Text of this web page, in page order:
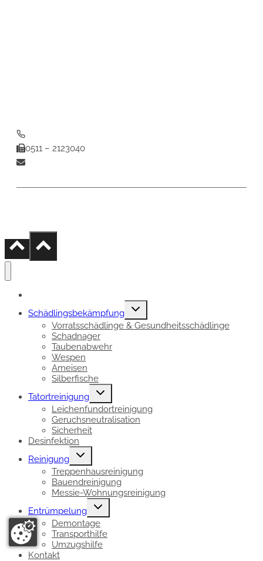
0511 – 2123040
Schädlingsbekämpfung
Untermenü
umschalten
Vorratsschädlinge & Gesundheitsschädlinge
Schadnager
Taubenabwehr
Wespen
Ameisen
Silberfische
Tatortreinigung
Untermenü
umschalten
Leichenfundortreinigung
Geruchsneutralisation
Sicherheit
Desinfektion
Reinigung
Untermenü
umschalten
Treppenhausreinigung
Bauendreinigung
Messie-Wohnungsreinigung
Entrümpelung
Untermenü
umschalten
Demontage
Transporthilfe
Umzugshilfe
Kontakt